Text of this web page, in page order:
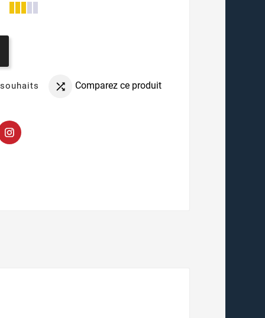
 Comparez ce produit